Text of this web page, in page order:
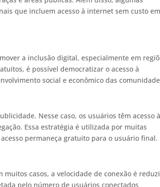
que incluem acesso à internet sem custo em
a inclusão digital, especialmente em
é possível democratizar o acesso à
social e econômico das
Nesse caso, os usuários têm acesso à
Essa estratégia é utilizada por muitas
permaneça gratuito para o usuário final.
casos, a velocidade de conexão é
pelo número de usuários conectados